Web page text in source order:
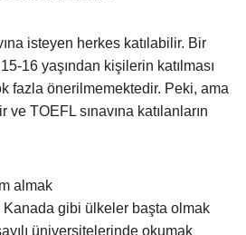
isteyen herkes katılabilir. Bir
16 yaşından kişilerin katılması
fazla önerilmemektedir. Peki, ama
ve TOEFL sınavına katılanların
almak
gibi ülkeler başta olmak
üniversitelerinde okumak